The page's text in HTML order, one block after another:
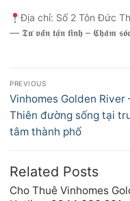
Địa chỉ: Số 2 Tôn Đức
— 𝕿𝖚̛ 𝖛𝖆̂́𝖓 𝖙𝖆̣̂𝖓 𝖙𝖎̀𝖓𝖍 – 𝕮𝖍𝖆̆𝖒
Điều
hướng
bài
viết
PREVIOUS
Previous
post:
Vinhomes Golden River
Thiên đường sống tại
tâm thành phố
Related Posts
Cho Thuê Vinhomes